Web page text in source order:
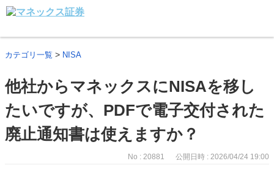
カテゴリ一覧 > NISA
他社からマネックスにNISAを移し
たいですが、PDFで電子交付された
廃止通知書は使えますか？
No : 20881 公開日時 : 2026/04/24 19:00